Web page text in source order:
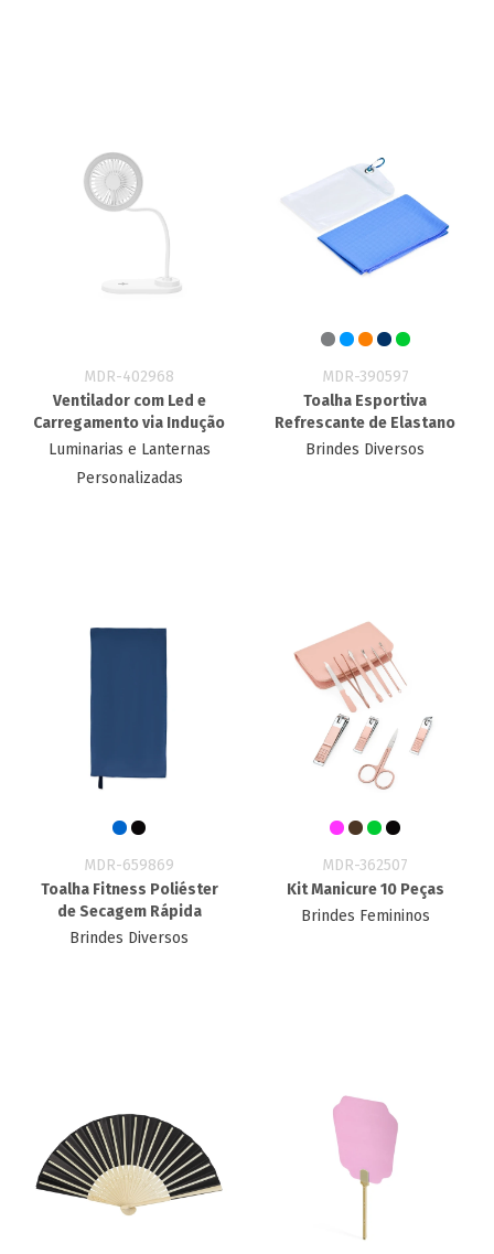
MDR-402968
Ventilador com Led e
Carregamento via Indução
Luminarias e Lanternas
Personalizadas
MDR-390597
Toalha Esportiva
Refrescante de Elastano
Brindes Diversos
MDR-659869
Toalha Fitness Poliéster
de Secagem Rápida
Brindes Diversos
MDR-362507
Kit Manicure 10 Peças
Brindes Femininos